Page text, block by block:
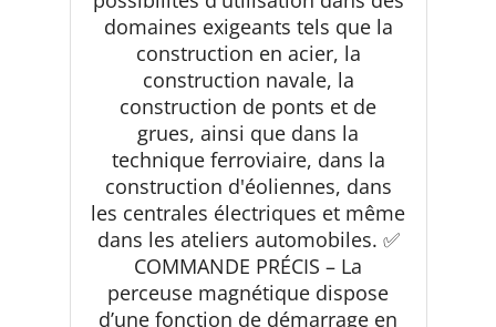
domaines exigeants tels que la
construction en acier, la
construction navale, la
construction de ponts et de
grues, ainsi que dans la
technique ferroviaire, dans la
construction d'éoliennes, dans
les centrales électriques et même
dans les ateliers automobiles. ✅
COMMANDE PRÉCIS – La
perceuse magnétique dispose
d’une fonction de démarrage en